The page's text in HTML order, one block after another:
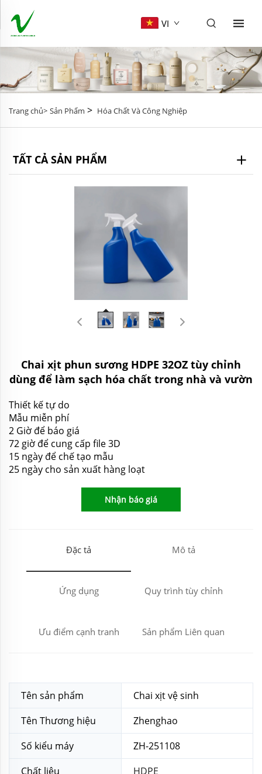
VI
Trang chủ> Sản Phẩm > Hóa Chất Và Công Nghiệp
TẤT CẢ SẢN PHẨM
Chai xịt phun sương HDPE 32OZ tùy chỉnh
dùng để làm sạch hóa chất trong nhà và vườn
Thiết kế tự do
Mẫu miễn phí
2 Giờ để báo giá
72 giờ để cung cấp file 3D
15 ngày để chế tạo mẫu
25 ngày cho sản xuất hàng loạt
Nhận báo giá
Đặc tả Mô tả
Ứng dụng Quy trình tùy chỉnh
Ưu điểm cạnh tranh Sản phẩm Liên quan
Tên sản phẩm
Chai xịt vệ sinh
Tên Thương hiệu
Zhenghao
Số kiểu máy
ZH-251108
Chất liệu
HDPE